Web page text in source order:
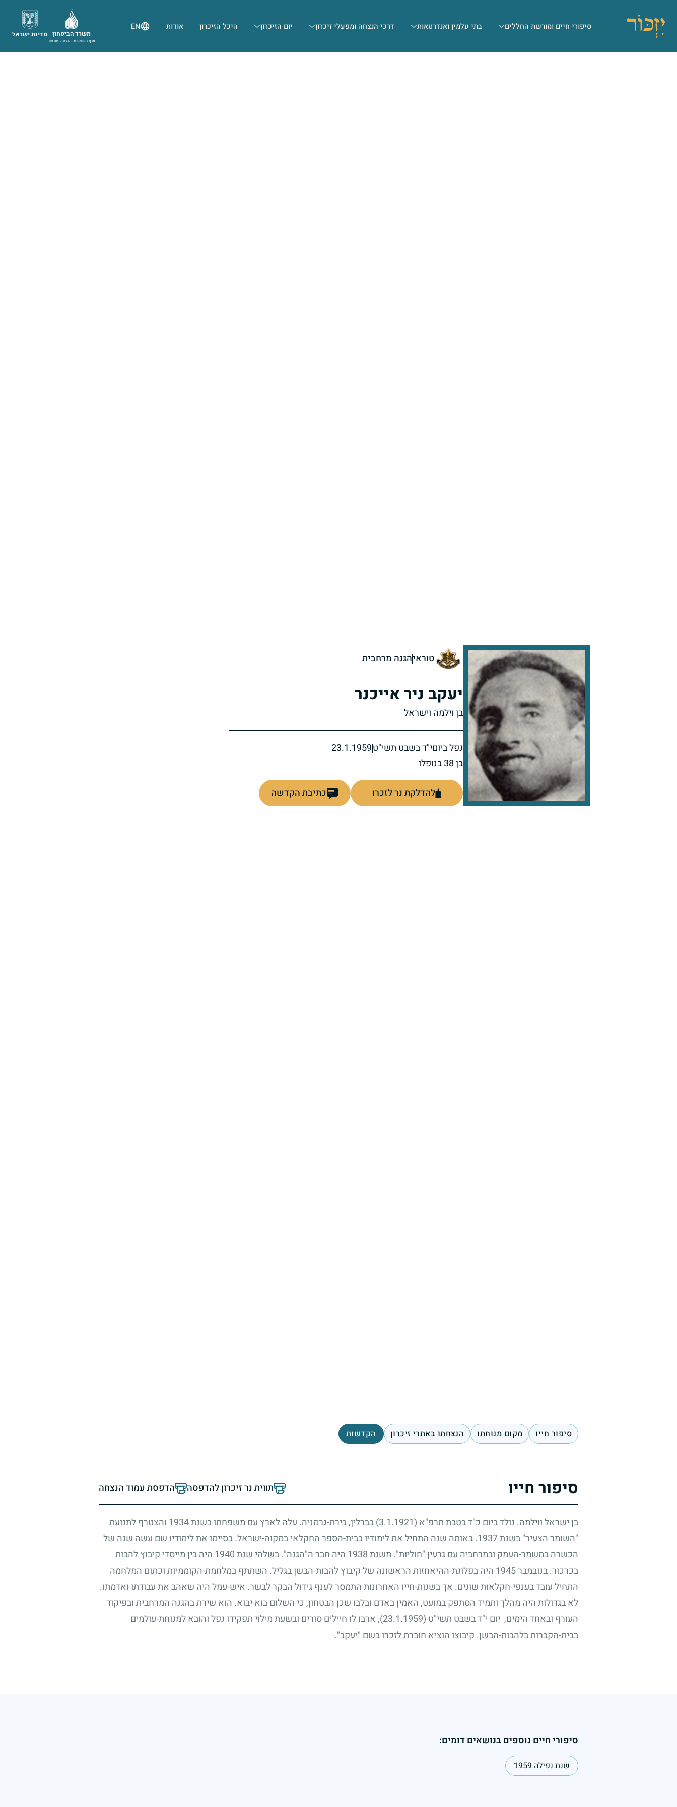
סיפורי חיים ומורשת החללים בתי עלמין ואנדרטאות דרכי הנצחה ומפעלי זיכרון יום הזיכרון היכל הזיכרון אודות EN
מדינת ישראל משרד הביטחון
אגף משפחות, הנצחה ומורשת
טוראיהגנה מרחבית
יעקב ניר אייכנר
בן וילמה וישראל
נפל ביוםי"ד בשבט תשי"ט23.1.1959
בן 38 בנופלו
להדלקת נר לזכרו כתיבת הקדשה
סיפור חייו מקום מנוחתו הנצחתו באתרי זיכרון הקדשות
סיפור חייו תווית נר זיכרון להדפסה הדפסת עמוד הנצחה
בן ישראל ווילמה. נולד ביום כ"ד בטבת תרפ"א (3.1.1921) בברלין, בירת-גרמניה. עלה לארץ עם משפחתו בשנת1934 והצטרף לתנועת
"השומר הצעיר" בשנת1937. באותה שנה התחיל את לימודיו בבית-הספר החקלאי במקוה-ישראל. בסיימו את לימודיו שם עשה שנה של
הכשרה במשמר-העמק ובמרחביה עם גרעין "חוליות". משנת1938 היה חבר ה"הגנה". בשלהי שנת1940 היה בין מייסדי קיבוץ להבות
בכרכור. בנובמבר1945 היה בפלוגת-ההיאחזות הראשונה של קיבוץ להבות-הבשן בגליל. השתתף במלחמת-הקוממיות וכתום המלחמה
התחיל עובד בענפי-חקלאות שונים. אך בשנות-חייו האחרונות התמסר לענף גידול הבקר לבשר. איש-עמל היה שאהב את עבודתו ואדמתו.
לא בגדולות היה מהלך ותמיד הסתפק במועט, האמין באדם ובלבו שכן הבטחון, כי השלום בוא יבוא. הוא שירת בהגנה המרחבית ובפיקוד
העורף ובאחד הימים, יום י"ד בשבט תשי"ט (23.1.1959)
, ארבו לו חיילים סורים ובשעת מילוי תפקידו נפל והובא למנוחת-עולמים
בבית-הקברות בלהבות-הבשן. קיבוצו הוציא חוברת לזכרו בשם "יעקב".
סיפורי חיים נוספים בנושאים דומים:
שנת נפילה 1959